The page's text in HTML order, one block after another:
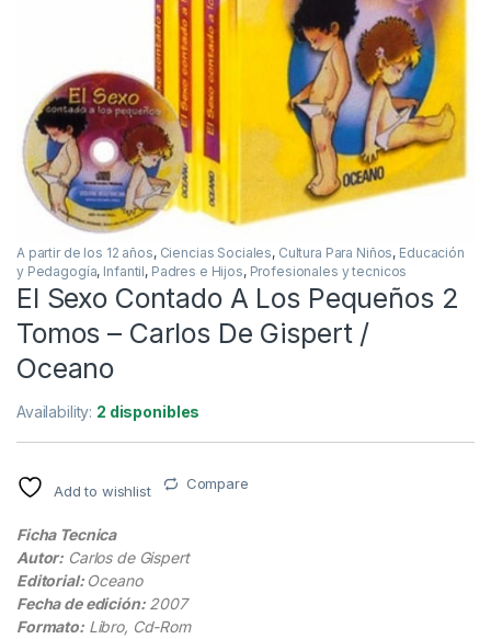
A partir de los 12 años, Ciencias Sociales, Cultura Para Niños, Educación
y Pedagogía, Infantil, Padres e Hijos, Profesionales y tecnicos
El Sexo Contado A Los Pequeños 2
Tomos – Carlos De Gispert /
Oceano
Availability: 2 disponibles
Add to wishlist Compare
Ficha Tecnica
Autor: Carlos de Gispert
Editorial: Oceano
Fecha de edición:2007
Formato:Libro, Cd-Rom